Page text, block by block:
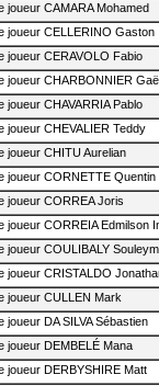
CAMARA Mohamed
CELLERINO Gaston
CERAVOLO Fabio
CHARBONNIER
CHAVARRIA Pablo
CHEVALIER Teddy
CHITU Aurelian
CORNETTE Quentin
CORREA Joris
CORREIA Edmilson
COULIBALY
CRISTALDO
CULLEN Mark
DA SILVA Sébastien
DEMBELÉ Mana
DERBYSHIRE Matt